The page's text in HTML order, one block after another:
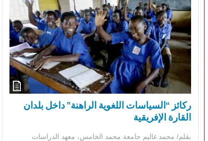
ركائز “السياسات اللغوية الراهنة” داخل بلدان
القارة الإفريقية
بقلم/ محمد غاليم جامعة محمد الخامس، معهد الدراسات